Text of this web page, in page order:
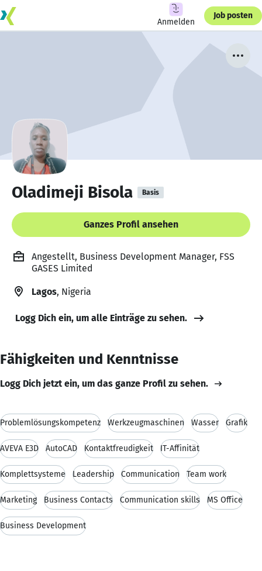
Anmelden
Job posten
Oladimeji Bisola Basis
Ganzes Profil ansehen
Angestellt, Business Development Manager, FSS
GASES Limited
Lagos, Nigeria
Logg Dich ein, um alle Einträge zu sehen.
Fähigkeiten und Kenntnisse
Logg Dich jetzt ein, um das ganze Profil zu sehen.
Problemlösungskompetenz Werkzeugmaschinen Wasser Grafik
AVEVA E3D AutoCAD Kontaktfreudigkeit IT-Affinität
Komplettsysteme Leadership Communication Team work
Marketing Business Contacts Communication skills MS Office
Business Development